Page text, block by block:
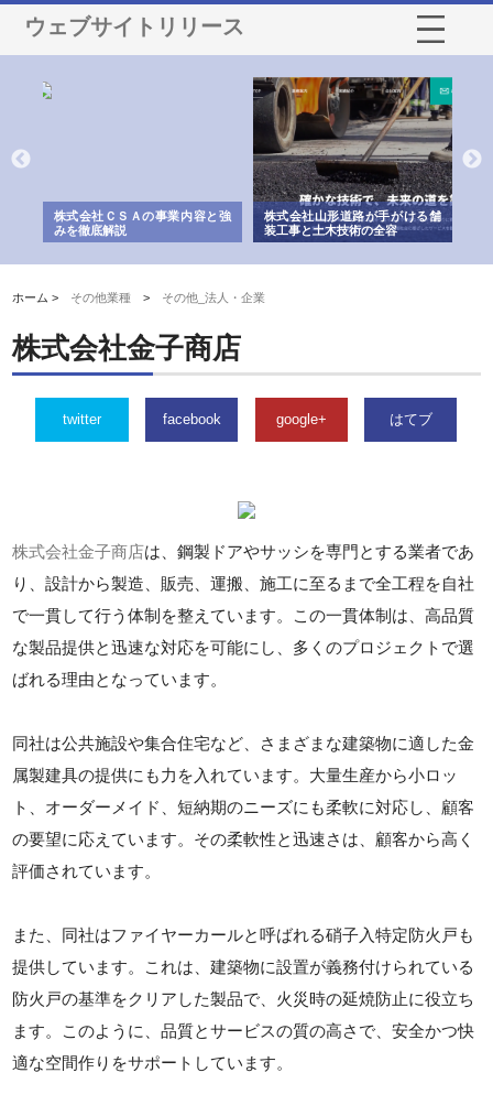
ウェブサイトリリース
株式会社ＣＳＡの事業内容と強
みを徹底解説
株式会社山形道路が手がける舗
装工事と土木技術の全容
ホーム > その他業種 > その他_法人・企業
株式会社金子商店
twitter facebook google+ はてブ
株式会社金子商店は、鋼製ドアやサッシを専門とする業者であ
り、設計から製造、販売、運搬、施工に至るまで全工程を自社
で一貫して行う体制を整えています。この一貫体制は、高品質
な製品提供と迅速な対応を可能にし、多くのプロジェクトで選
ばれる理由となっています。
同社は公共施設や集合住宅など、さまざまな建築物に適した金
属製建具の提供にも力を入れています。大量生産から小ロッ
ト、オーダーメイド、短納期のニーズにも柔軟に対応し、顧客
の要望に応えています。その柔軟性と迅速さは、顧客から高く
評価されています。
また、同社はファイヤーカールと呼ばれる硝子入特定防火戸も
提供しています。これは、建築物に設置が義務付けられている
防火戸の基準をクリアした製品で、火災時の延焼防止に役立ち
ます。このように、品質とサービスの質の高さで、安全かつ快
適な空間作りをサポートしています。